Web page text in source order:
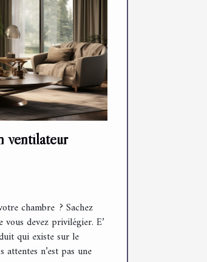
ventilateur
chambre ? Sachez
devez privilégier. E’
qui existe sur le
n’est pas une